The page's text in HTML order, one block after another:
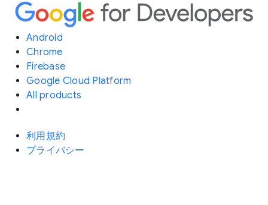
Android
Chrome
Firebase
Google Cloud Platform
All products
利用規約
プライバシー